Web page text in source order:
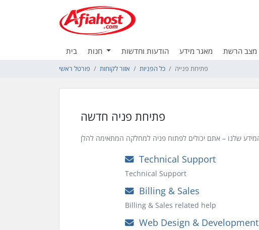
בית הודעות וחדשות מאגר מידע מצב הרשת
פורטל ראשי אזור לקוחות כל הפניות פתיחת פנייה
פתיחת פניה חדשה
Technical Support
Technical Support
Billing & Sales
Billing & Sales related help
Web Design & Development